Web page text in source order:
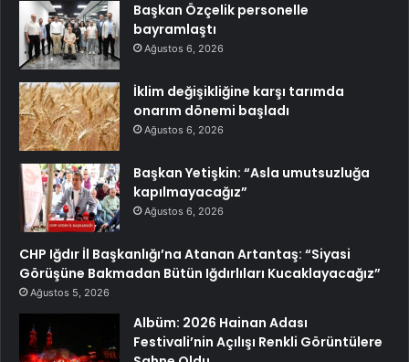
Başkan Özçelik personelle
bayramlaştı
Ağustos 6, 2026
İklim değişikliğine karşı tarımda
onarım dönemi başladı
Ağustos 6, 2026
Başkan Yetişkin: “Asla umutsuzluğa
kapılmayacağız”
Ağustos 6, 2026
CHP Iğdır İl Başkanlığı’na Atanan Artantaş: “Siyasi
Görüşüne Bakmadan Bütün Iğdırlıları Kucaklayacağız”
Ağustos 5, 2026
Albüm: 2026 Hainan Adası
Festivali’nin Açılışı Renkli Görüntülere